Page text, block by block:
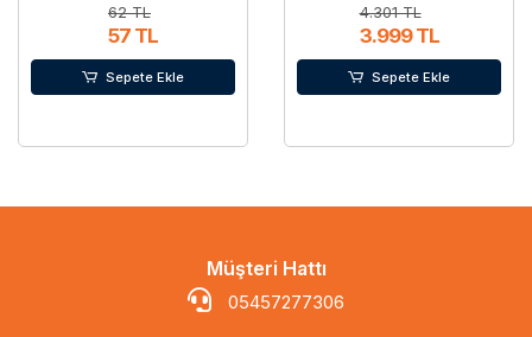
62 TL
57 TL
Sepete Ekle
4.301 TL
3.999 TL
Sepete Ekle
Müşteri Hattı
05457277306